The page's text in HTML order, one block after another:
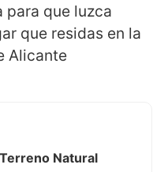
para que luzca
que residas en la
Alicante
Terreno Natural